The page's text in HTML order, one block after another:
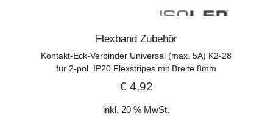
Flexband Zubehör
Kontakt-Eck-Verbinder Universal (max. 5A) K2-28
für 2-pol. IP20 Flexstripes mit Breite 8mm
€4,92
inkl. 20 % MwSt.